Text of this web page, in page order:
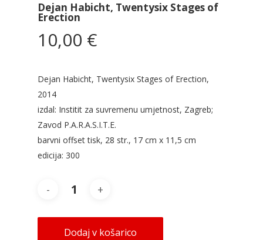
Dejan Habicht, Twentysix Stages of
Erection
10,00 €
Dejan Habicht, Twentysix Stages of Erection,
2014
izdal: Institit za suvremenu umjetnost, Zagreb;
Zavod P.A.R.A.S.I.T.E.
barvni offset tisk, 28 str., 17 cm x 11,5 cm
edicija: 300
Dodaj v košarico